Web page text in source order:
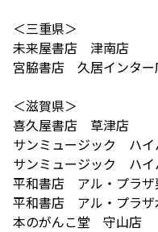
＜三重県＞
未来屋書店 津南店
宮脇書店 久居インター
＜滋賀県＞
喜久屋書店 草津店
サンミュージック ハイ
サンミュージック ハイ
平和書店 アル・プラザ
平和書店 アル・プラザ
本のがんこ堂 守山店